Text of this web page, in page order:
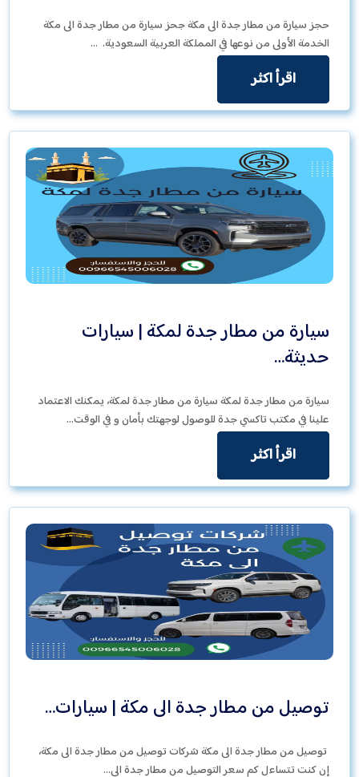
حجز سيارة من مطار جدة الى مكة جحز سيارة من مطار جدة الى مكة
الخدمة الأولى من نوعها في المملكة العربية السعودية. …
اقرأ اكثر
سيارة من مطار جدة لمكة | سيارات
حديثة…
سيارة من مطار جدة لمكة سيارة من مطار جدة لمكة، يمكنك الاعتماد
علينا في مكتب تاكسي جدة للوصول لوجهتك بأمان و في الوقت…
اقرأ اكثر
توصيل من مطار جدة الى مكة | سيارات…
توصيل من مطار جدة الى مكة شركات توصيل من مطار جدة الى مكة،
إن كنت تتساءل كم سعر التوصيل من مطار جدة الى…